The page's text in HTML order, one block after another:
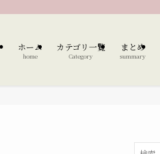
ホーム
home
カテゴリ一覧
Category
まとめ
summary